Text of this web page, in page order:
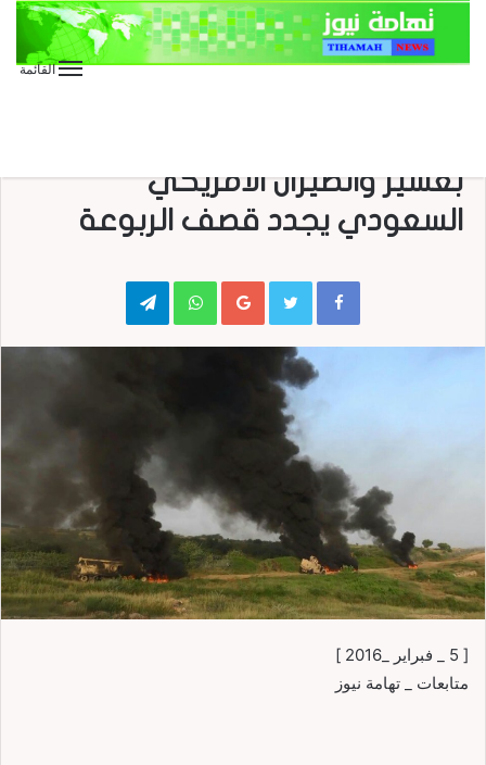
القائمة
بعسير والطيران الأمريكي
السعودي يجدد قصف الربوعة
Google+
WhatsApp
Telegram
[ 5 _ فبراير _2016 ]
متابعات _ تهامة نيوز